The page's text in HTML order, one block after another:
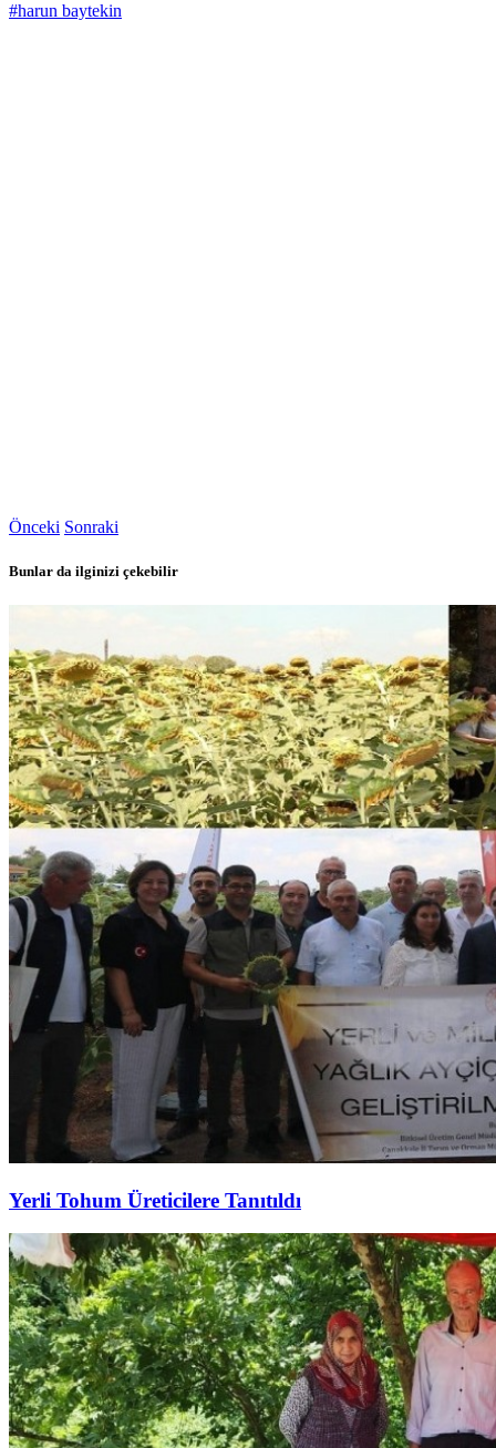
#harun baytekin
Önceki Sonraki
Bunlar da ilginizi çekebilir
Yerli Tohum Üreticilere Tanıtıldı